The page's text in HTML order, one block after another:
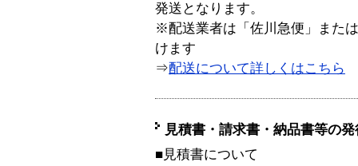
発送となります。
※配送業者は「佐川急便」また
けます
⇒配送について詳しくはこちら
見積書・請求書・納品書等の
■見積書について